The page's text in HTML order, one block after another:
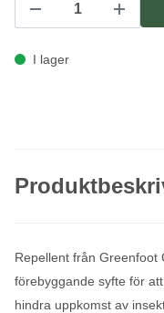
I lager
Repellent från Greenfoot
förebyggande syfte för
hindra uppkomst av